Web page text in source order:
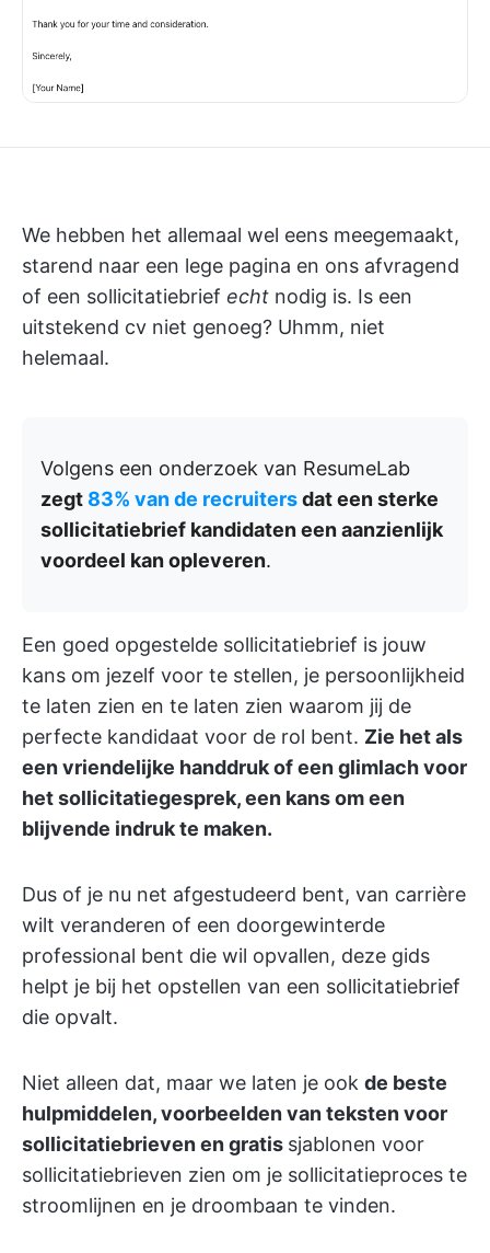
We hebben het allemaal wel eens meegemaakt,
starend naar een lege pagina en ons afvragend
of een sollicitatiebrief echt nodig is. Is een
uitstekend cv niet genoeg? Uhmm, niet
helemaal.
Volgens een onderzoek van ResumeLab
zegt 83% van de recruitersdat een sterke
sollicitatiebrief kandidaten een aanzienlijk
voordeel kan opleveren.
Een goed opgestelde sollicitatiebrief is jouw
kans om jezelf voor te stellen, je persoonlijkheid
te laten zien en te laten zien waarom jij de
perfecte kandidaat voor de rol bent. Zie het als
een vriendelijke handdruk of een glimlach voor
het sollicitatiegesprek, een kans om een
blijvende indruk te maken.
Dus of je nu net afgestudeerd bent, van carrière
wilt veranderen of een doorgewinterde
professional bent die wil opvallen, deze gids
helpt je bij het opstellen van een sollicitatiebrief
die opvalt.
Niet alleen dat, maar we laten je ook de beste
hulpmiddelen, voorbeelden van teksten voor
sollicitatiebrieven en gratis sjablonen voor
sollicitatiebrieven zien om je sollicitatieproces te
stroomlijnen en je droombaan te vinden.